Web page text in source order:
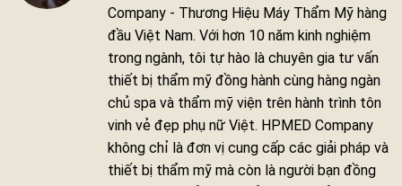
Company - Thương Hiệu Máy Thẩm Mỹ hàng
đầu Việt Nam. Với hơn 10 năm kinh nghiệm
trong ngành, tôi tự hào là chuyên gia tư vấn
thiết bị thẩm mỹ đồng hành cùng hàng ngàn
chủ spa và thẩm mỹ viện trên hành trình tôn
vinh vẻ đẹp phụ nữ Việt. HPMED Company
không chỉ là đơn vị cung cấp các giải pháp và
thiết bị thẩm mỹ mà còn là người bạn đồng